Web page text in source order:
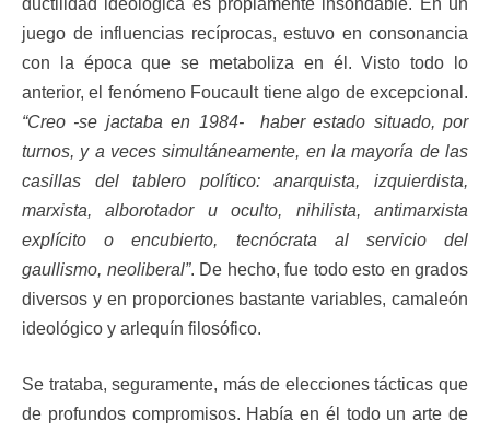
ductilidad ideológica es propiamente insondable. En un
juego de influencias recíprocas, estuvo en consonancia
con la época que se metaboliza en él. Visto todo lo
anterior, el fenómeno Foucault tiene algo de excepcional.
“Creo -se jactaba en 1984- haber estado situado, por
turnos, y a veces simultáneamente, en la mayoría de las
casillas del tablero político: anarquista, izquierdista,
marxista, alborotador u oculto, nihilista, antimarxista
explícito o encubierto, tecnócrata al servicio del
gaullismo, neoliberal”. De hecho, fue todo esto en grados
diversos y en proporciones bastante variables, camaleón
ideológico y arlequín filosófico.
Se trataba, seguramente, más de elecciones tácticas que
de profundos compromisos. Había en él todo un arte de